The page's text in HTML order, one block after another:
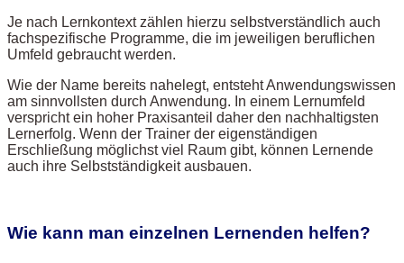
Je nach Lernkontext zählen hierzu selbstverständlich auch
fachspezifische Programme, die im jeweiligen beruflichen
Umfeld gebraucht werden.
Wie der Name bereits nahelegt, entsteht Anwendungswissen
am sinnvollsten durch Anwendung. In einem Lernumfeld
verspricht ein hoher Praxisanteil daher den nachhaltigsten
Lernerfolg. Wenn der Trainer der eigenständigen
Erschließung möglichst viel Raum gibt, können Lernende
auch ihre Selbstständigkeit ausbauen.
Wie kann man einzelnen Lernenden helfen?